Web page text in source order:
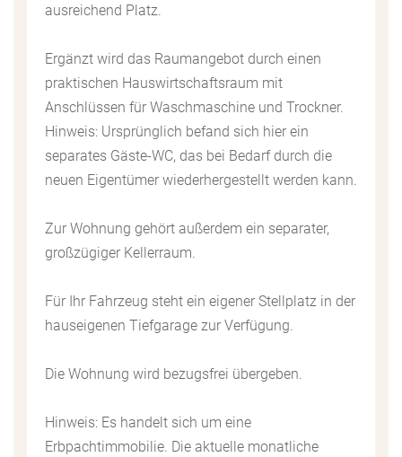
ausreichend Platz.
Ergänzt wird das Raumangebot durch einen
praktischen Hauswirtschaftsraum mit
Anschlüssen für Waschmaschine und Trockner.
Hinweis: Ursprünglich befand sich hier ein
separates Gäste-WC, das bei Bedarf durch die
neuen Eigentümer wiederhergestellt werden kann.
Zur Wohnung gehört außerdem ein separater,
großzügiger Kellerraum.
Für Ihr Fahrzeug steht ein eigener Stellplatz in der
hauseigenen Tiefgarage zur Verfügung.
Die Wohnung wird bezugsfrei übergeben.
Hinweis: Es handelt sich um eine
Erbpachtimmobilie. Die aktuelle monatliche